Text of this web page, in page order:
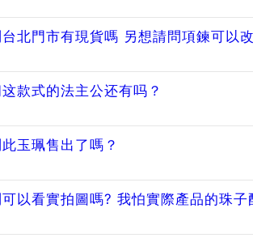
北門市有現貨嗎 另想請問項鍊可以
款式的法主公还有吗？
玉珮售出了嗎？
以看實拍圖嗎? 我怕實際產品的珠